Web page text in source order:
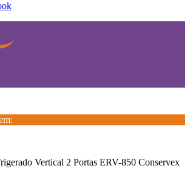
Vertical 2 Portas ERV-850 Conservex